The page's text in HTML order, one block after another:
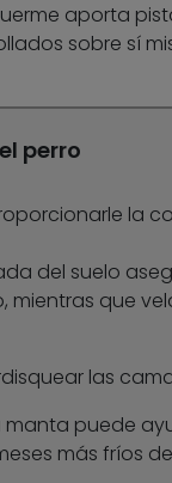
aporta
sobre sí
perro
la
del suelo
que
las
puede
más fríos